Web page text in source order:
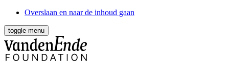
Overslaan en naar de inhoud gaan
toggle menu